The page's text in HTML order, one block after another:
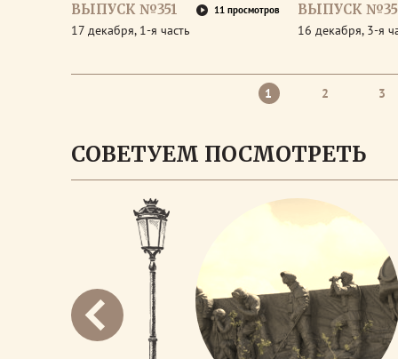
ВЫПУСК №351 11 просмотров
17 декабря, 1-я часть
ВЫПУСК
16 декабря, 3-я
1 2 3
СОВЕТУЕМ ПОСМОТРЕТЬ